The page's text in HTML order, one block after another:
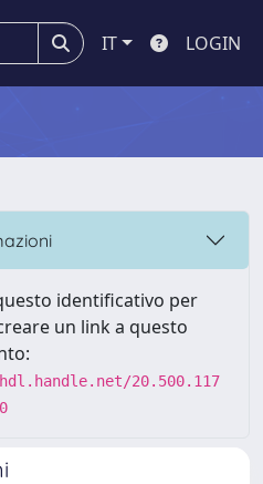
IT LOGIN
identificativo per
un link a questo
20.500.117